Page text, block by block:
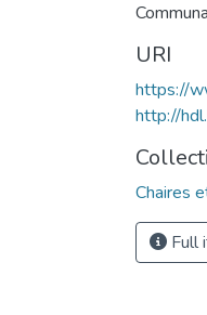
URI
https://
http://
Chaires
Full